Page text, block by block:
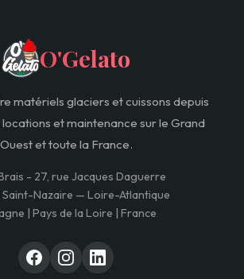
O'Gelato
matériels glaciers et cuissons depuis
locations et maintenance sur le Grand
Ouest et toute la France.
- 27, rue Jacques Daguerre
Nazaire — Loire-Atlantique
| Pays de la Loire | France